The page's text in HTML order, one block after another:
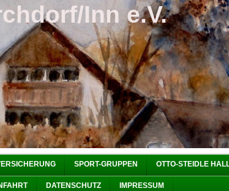
Inn e.V.
SPORT-GRUPPEN OTTO-STEIDLE
DATENSCHUTZ IMPRESSUM